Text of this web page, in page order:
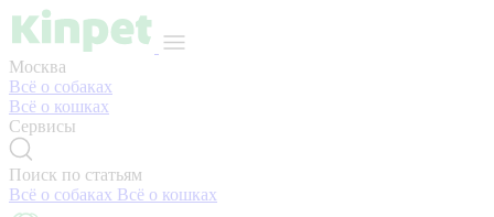
Москва
Всё о собаках
Всё о кошках
Сервисы
Поиск по статьям
Всё о собаках Всё о кошках